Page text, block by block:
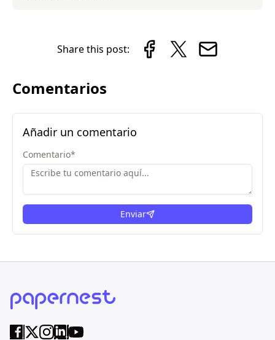
Share this post:
Comentarios
Añadir un comentario
Comentario*
Enviar